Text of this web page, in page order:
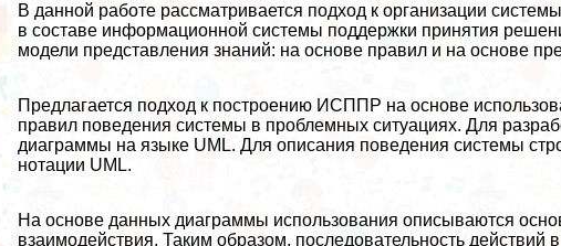
В данной работе рассматривается подход к организации
в составе информационной системы поддержки принятия
модели представления знаний: на основе правил и на основе
Предлагается подход к построению ИСППР на основе
правил поведения системы в проблемных ситуациях. Для
диаграммы на языке UML. Для описания поведения системы
нотации UML.
На основе данных диаграммы использования описываются
взаимодействия. Таким образом, последовательность